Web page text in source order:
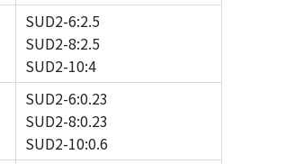
SUD2-6:2.5
SUD2-8:2.5
SUD2-10:4
SUD2-6:0.23
SUD2-8:0.23
SUD2-10:0.6